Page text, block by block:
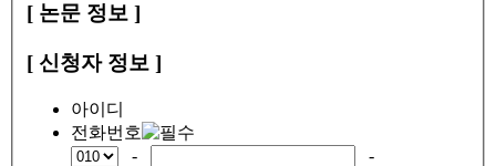
[ 논문 정보 ]
[ 신청자 정보 ]
아이디
전화번호
-
-